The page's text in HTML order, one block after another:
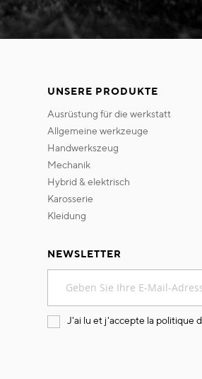
UNSERE PRODUKTE
ausrüstung für die werkstatt
allgemeine werkzeuge
handwerkszeug
mechanik
hybrid & elektrisch
karosserie
kleidung
NEWSLETTER
sich
für
J'ai lu et j'accepte la politique